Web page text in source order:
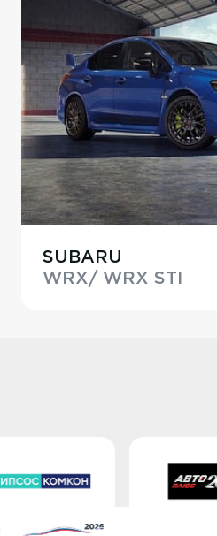
SUBARU
WRX/ WRX STI